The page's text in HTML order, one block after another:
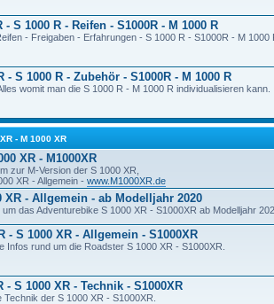
- S 1000 R - Reifen - S1000R - M 1000 R
- Freigaben - Erfahrungen - S 1000 R - S1000R - M 1000
- S 1000 R - Zubehör - S1000R - M 1000 R
womit man die S 1000 R - M 1000 R individualisieren kann.
- M 1000 XR
XR - M1000XR
zur M-Version der S 1000 XR,
XR - Allgemein - www.M1000XR.de
XR - Allgemein - ab Modelljahr 2020
das Adventurebike S 1000 XR - S1000XR ab Modelljahr
- S 1000 XR - Allgemein - S1000XR
Infos rund um die Roadster S 1000 XR - S1000XR.
- S 1000 XR - Technik - S1000XR
Technik der S 1000 XR - S1000XR.